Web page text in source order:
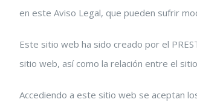
en este Aviso Legal, que pueden sufrir
Este sitio web ha sido creado por el
sitio web, así como la relación entre el
Accediendo a este sitio web se aceptan